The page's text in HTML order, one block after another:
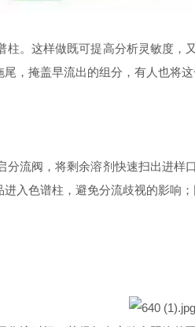
。这样做既可提高分析灵敏度
，掩盖早流出的组分，有人也将这
流阀，将剩余溶剂快速扫出进
入色谱柱，避免分流歧视的影响